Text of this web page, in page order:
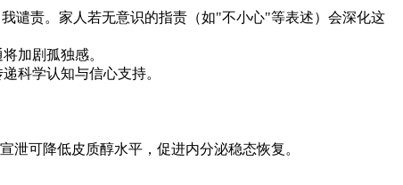
谴责。家人若无意识的指责（如"不小心"等表述）会深化这
加剧孤独感。
科学认知与信心支持。
可降低皮质醇水平，促进内分泌稳态恢复。